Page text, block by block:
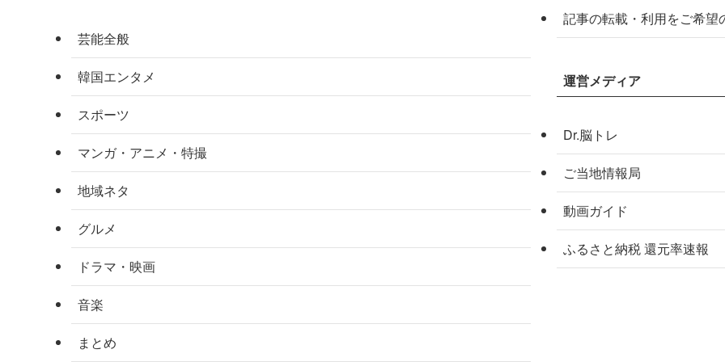
芸能全般
韓国エンタメ
スポーツ
マンガ・アニメ・特撮
地域ネタ
グルメ
ドラマ・映画
音楽
まとめ
記事の転載・利用をご希望
運営メディア
Dr.脳トレ
ご当地情報局
動画ガイド
ふるさと納税 還元率速報